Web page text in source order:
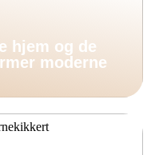
hjem og de
moderne